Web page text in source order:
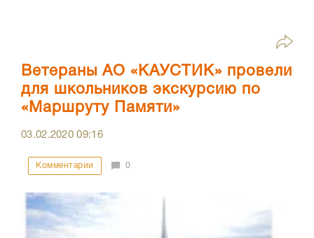
Ветераны АО «КАУСТИК» провели
для школьников экскурсию по
«Маршруту Памяти»
03.02.202009:16
Комментарии 0